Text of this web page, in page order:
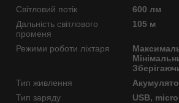
Світловий потік
600 лм
Дальність світлового
променя
105 м
Режими роботи ліхтаря
Тип живлення
Тип заряду
USB,